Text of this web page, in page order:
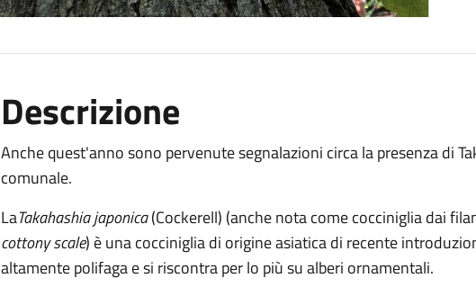
Descrizione
Anche quest'anno sono pervenute segnalazioni circa la presenza di
comunale.
LaTakahashia japonica(Cockerell) (anche nota come cocciniglia dai
cottony scale) è una cocciniglia di origine asiatica di recente
altamente polifaga e si riscontra per lo più su alberi ornamentali.